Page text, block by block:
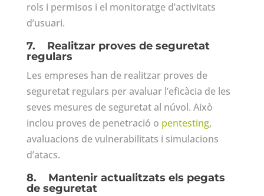
rols i permisos i el monitoratge d’activitats
d’usuari.
7. Realitzar proves de seguretat
regulars
Les empreses han de realitzar proves de
seguretat regulars per avaluar l’eficàcia de les
seves mesures de seguretat al núvol. Això
inclou proves de penetració o pentesting,
avaluacions de vulnerabilitats i simulacions
d’atacs.
8. Mantenir actualitzats els pegats
de seguretat